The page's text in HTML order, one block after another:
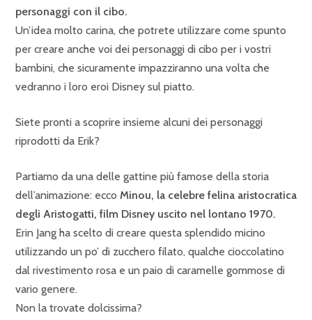
personaggi con il cibo.
Un’idea molto carina, che potrete utilizzare come spunto
per creare anche voi dei personaggi di cibo per i vostri
bambini, che sicuramente impazziranno una volta che
vedranno i loro eroi Disney sul piatto.
Siete pronti a scoprire insieme alcuni dei personaggi
riprodotti da Erik?
Partiamo da una delle gattine più famose della storia
dell’animazione: ecco Minou, la celebre felina aristocratica
degli Aristogatti, film Disney uscito nel lontano 1970.
Erin Jang ha scelto di creare questa splendido micino
utilizzando un po’ di zucchero filato, qualche cioccolatino
dal rivestimento rosa e un paio di caramelle gommose di
vario genere.
Non la trovate dolcissima?